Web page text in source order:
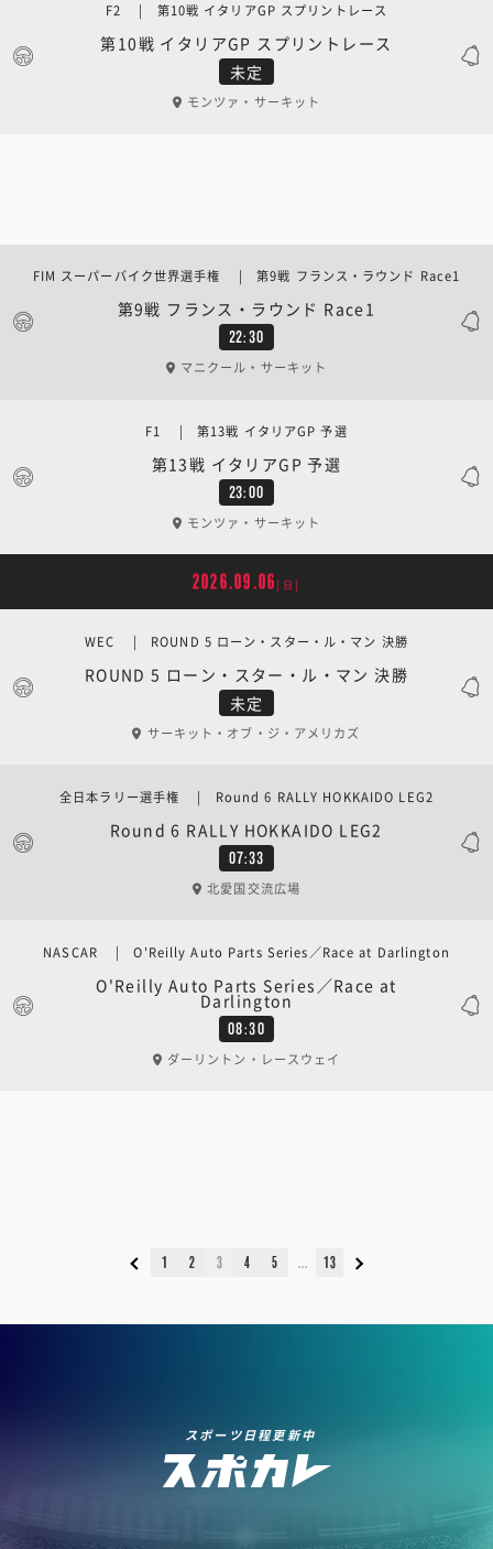
未定
第10戦 イタリアGP スプリントレース
F2 | 第10戦 イタリアGP スプリントレース
モンツァ・サーキット
22:30
第9戦 フランス・ラウンド Race1
FIM スーパーバイク世界選手権 | 第9戦 フランス・ラウンド Race1
マニクール・サーキット
23:00
第13戦 イタリアGP 予選
F1 | 第13戦 イタリアGP 予選
モンツァ・サーキット
2026.09.06 [日]
未定
ROUND 5 ローン・スター・ル・マン 決勝
WEC | ROUND 5 ローン・スター・ル・マン 決勝
サーキット・オブ・ジ・アメリカズ
07:33
Round 6 RALLY HOKKAIDO LEG2
全日本ラリー選手権 | Round 6 RALLY HOKKAIDO LEG2
北愛国交流広場
08:30
O'Reilly Auto Parts Series／Race at
Darlington
NASCAR | O'Reilly Auto Parts Series／Race at Darlington
ダーリントン・レースウェイ
1 2 3 4 5 13
スポーツ日程更新中